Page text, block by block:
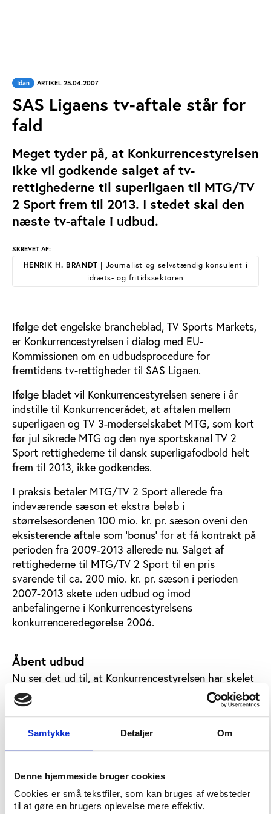
Samtykke Detaljer Om
Denne hjemmeside bruger cookies
Cookies er små tekstfiler, som kan bruges af websteder
til at gøre en brugers oplevelse mere effektiv.
Idan ARTIKEL 25.04.2007
SAS Ligaens tv-aftale står for
fald
Meget tyder på, at Konkurrencestyrelsen
ikke vil godkende salget af tv-
rettighederne til superligaen til MTG/TV
2 Sport frem til 2013. I stedet skal den
næste tv-aftale i udbud.
SKREVET AF:
HENRIK H. BRANDT | Journalist og selvstændig konsulent i
idræts- og fritidssektoren
Ifølge det engelske brancheblad, TV Sports Markets,
er Konkurrencestyrelsen i dialog med EU-
Kommissionen om en udbudsprocedure for
fremtidens tv-rettigheder til SAS Ligaen.
Ifølge bladet vil Konkurrencestyrelsen senere i år
indstille til Konkurrencerådet, at aftalen mellem
superligaen og TV 3-moderselskabet MTG, som kort
før jul sikrede MTG og den nye sportskanal TV 2
Sport rettighederne til dansk superligafodbold helt
frem til 2013, ikke godkendes.
I praksis betaler MTG/TV 2 Sport allerede fra
indeværende sæson et ekstra beløb i
størrelsesordenen 100 mio. kr. pr. sæson oveni den
eksisterende aftale som ’bonus’ for at få kontrakt på
perioden fra 2009-2013 allerede nu. Salget af
rettighederne til MTG/TV 2 Sport til en pris
svarende til ca. 200 mio. kr. pr. sæson i perioden
2007-2013 skete uden udbud og imod
anbefalingerne i Konkurrencestyrelsens
konkurrenceredegørelse 2006.
Åbent udbud
Nu ser det ud til, at Konkurrencestyrelsen har skelet
til praksis fra salg af tv-rettigheder til andre
europæiske fodboldligaer. Derfor vil styrelsen
forlange, at aftalen fra 2009 skal udbydes i pakker i
et ’åbent og ikke-diskriminerende udbyd’, hvor
mindst en af pakkerne ikke må gå til den
at købe samtlige rettigheder eksklusivt.
Samtidig er Konkurrencestyrelsens indstilling, at den